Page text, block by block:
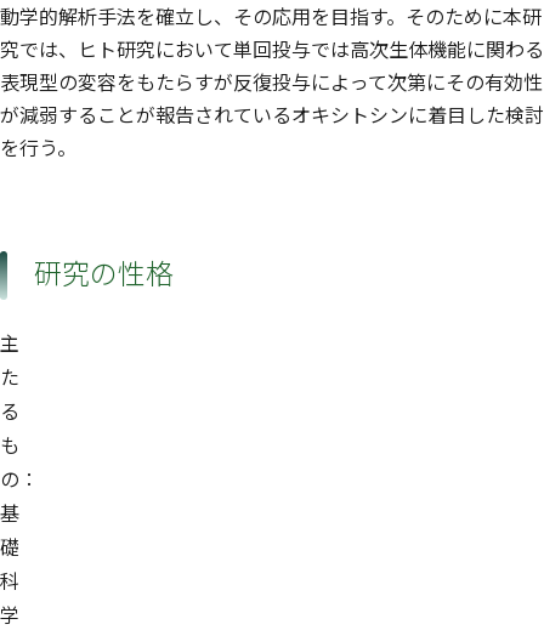
動学的解析手法を確立し、その応用を目指す。そのために本研
究では、ヒト研究において単回投与では高次生体機能に関わる
表現型の変容をもたらすが反復投与によって次第にその有効性
が減弱することが報告されているオキシトシンに着目した検討
を行う。
研究の性格
主
た
る
も
の：
基
礎
科
学